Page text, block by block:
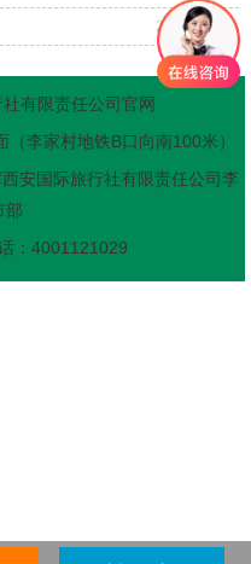
2026-08-08
有限责任公司官网
李家村地铁B口向南100米）
安国际旅行社有限责任公司李
部
：4001121029